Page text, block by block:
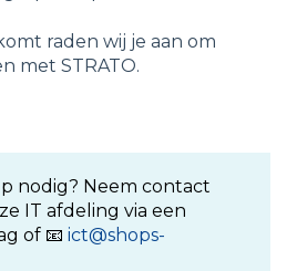
raden wij je aan om
met STRATO.
nodig? Neem contact
IT afdeling via een
of 📧 ict@shops-